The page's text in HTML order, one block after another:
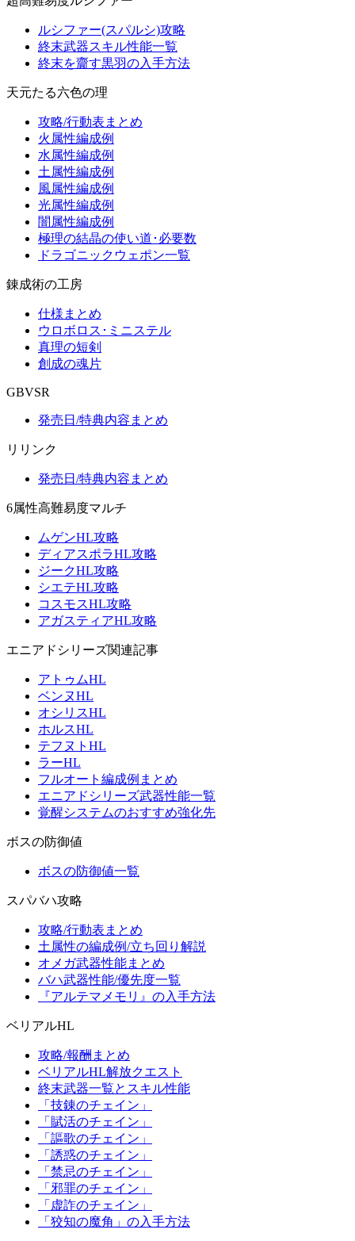
ルシファー(スパルシ)攻略
終末武器スキル性能一覧
終末を齎す黒羽の入手方法
天元たる六色の理
攻略/行動表まとめ
火属性編成例
水属性編成例
土属性編成例
風属性編成例
光属性編成例
闇属性編成例
極理の結晶の使い道･必要数
ドラゴニックウェポン一覧
錬成術の工房
仕様まとめ
ウロボロス･ミニステル
真理の短剣
創成の魂片
GBVSR
発売日/特典内容まとめ
リリンク
発売日/特典内容まとめ
6属性高難易度マルチ
ムゲンHL攻略
ディアスポラHL攻略
ジークHL攻略
シエテHL攻略
コスモスHL攻略
アガスティアHL攻略
エニアドシリーズ関連記事
アトゥムHL
ベンヌHL
オシリスHL
ホルスHL
テフヌトHL
ラーHL
フルオート編成例まとめ
エニアドシリーズ武器性能一覧
覚醒システムのおすすめ強化先
ボスの防御値
ボスの防御値一覧
スパバハ攻略
攻略/行動表まとめ
土属性の編成例/立ち回り解説
オメガ武器性能まとめ
バハ武器性能/優先度一覧
『アルテマメモリ』の入手方法
ベリアルHL
攻略/報酬まとめ
ベリアルHL解放クエスト
終末武器一覧とスキル性能
「技錬のチェイン」
「賦活のチェイン」
「謳歌のチェイン」
「誘惑のチェイン」
「禁忌のチェイン」
「邪罪のチェイン」
「虚詐のチェイン」
「狡知の魔角」の入手方法